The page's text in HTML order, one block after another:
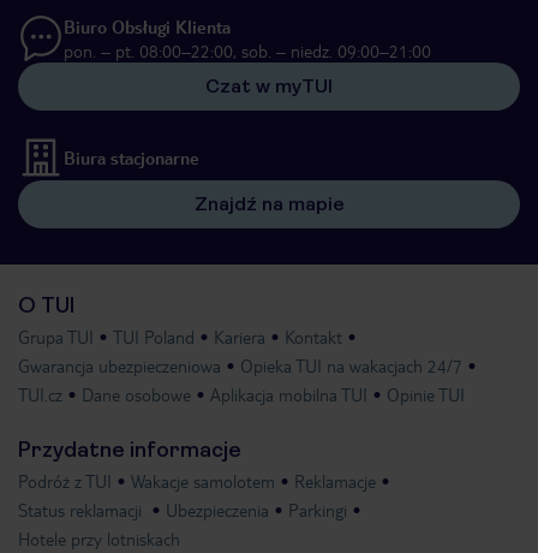
Biuro Obsługi Klienta
pon. – pt. 08:00–22:00, sob. – niedz. 09:00–21:00
Czat w myTUI
Biura stacjonarne
Znajdź na mapie
O TUI
Grupa TUI TUI Poland Kariera
Kontakt
Gwarancja ubezpieczeniowa
Opieka TUI na wakacjach 24/7
TUI.cz
Dane osobowe Aplikacja mobilna TUI Opinie TUI
Przydatne informacje
Podróż z TUI Wakacje samolotem
Reklamacje
Status reklamacji
Ubezpieczenia
Parkingi
Hotele przy lotniskach